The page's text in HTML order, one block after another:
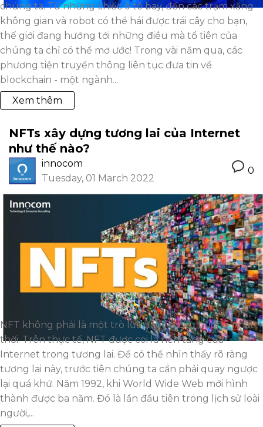
chúng ta. Từ những chiếc ô tô bay, đến các trạm xăng
không gian và robot có thể hái được trái cây cho bạn,
thế giới đang hướng tới những điều mà tổ tiên của
chúng ta chỉ có thể mơ ước! Trong vài năm qua, các
phương tiện truyền thông liên tục đưa tin về
blockchain - một ngành...
Xem thêm
NFTs xây dựng tương lai của Internet
như thế nào?
innocom
Tuesday, 01 March 2022
0
NFT không phải là một trò lừa đảo hay xu hướng nhất
thời. Trên thực tế, NFT được coi là nền tảng của
Internet trong tương lai. Để có thể nhìn thấy rõ ràng
tương lai này, trước tiên chúng ta cần phải quay ngược
lại quá khứ. Năm 1992, khi World Wide Web mới hình
thành được ba năm. Đó là lần đầu tiên trong lịch sử loài
người,...